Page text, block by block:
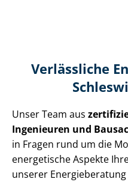
Verlässliche
Unser Team aus
Ingenieuren und
in Fragen rund um die
energetische Aspekte
unserer